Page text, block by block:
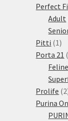
Perfect
Adult
Pitti 1 1
Porta 21
Prolife 2
Purina